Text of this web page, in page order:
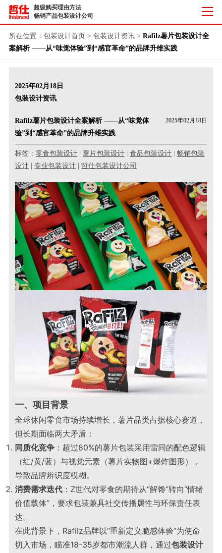
超级购买理由方法
畅销产品包装设计公司
所在位置： 包装设计首页 > 包装设计资讯> Rafilz薯片包装设计全
案解析 ——从“味觉体验”到“感官革命”的品牌升维实践
2025年02月18日
包装设计资讯
Rafilz薯片包装设计全案解析 ——从“味觉体
验”到“感官革命”的品牌升维实践
2025年02月18日
标签：零食包装设计 |薯片包装设计 |食品包装设计 |畅销包装
设计 |专业包装设计 |哲仕包装设计公司
一、项目背景
全球休闲零食市场持续增长，薯片品类占据核心赛道，
但长期面临两大矛盾：
同质化竞争 ：超过80%的薯片包装采用雷同的配色逻辑
（红/黄/蓝）与视觉元素（薯片实物图+爆炸图形），
导致品牌辨识度模糊。
消费需求迭代 ：Z世代对零食的期待从“解馋”转向“情绪
价值载体”，要求包装兼具社交传播属性与环保责任表
达。
在此背景下，Rafilz品牌以“重新定义脆感体验”为使命
切入市场，瞄准18-35岁都市潮流人群，通过包装设计